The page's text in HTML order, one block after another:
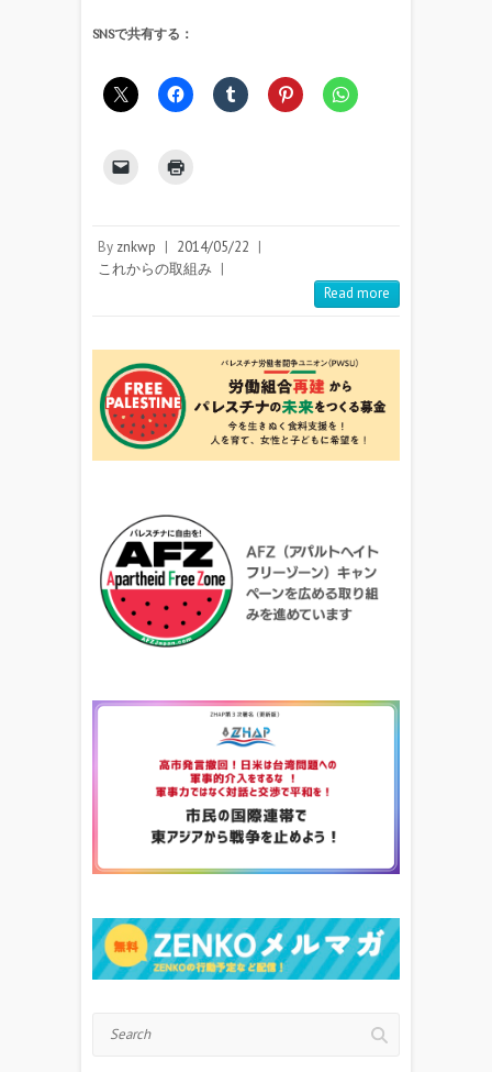
SNSで共有する：
By znkwp | 2014/05/22 |
これからの取組み |
Read more